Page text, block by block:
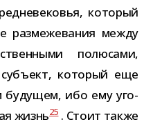
кото­рый
раз­ме­же­ва­ния между
полю­сами,
кото­рый еще
буду­щем, ибо ему уго­
жизнь25. Стоит также